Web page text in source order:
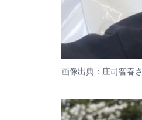
画像出典： 庄司智春